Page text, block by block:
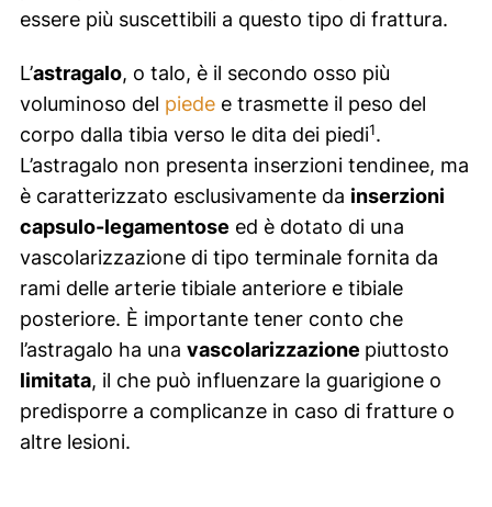
essere più suscettibili a questo tipo di frattura.
L’astragalo, o talo, è il secondo osso più
voluminoso del piedee trasmette il peso del
corpo dalla tibia verso le dita dei piedi1.
L’astragalo non presenta inserzioni tendinee, ma
è caratterizzato esclusivamente da inserzioni
capsulo-legamentose ed è dotato di una
vascolarizzazione di tipo terminale fornita da
rami delle arterie tibiale anteriore e tibiale
posteriore. È importante tener conto che
l’astragalo ha una vascolarizzazione piuttosto
limitata, il che può influenzare la guarigione o
predisporre a complicanze in caso di fratture o
altre lesioni.